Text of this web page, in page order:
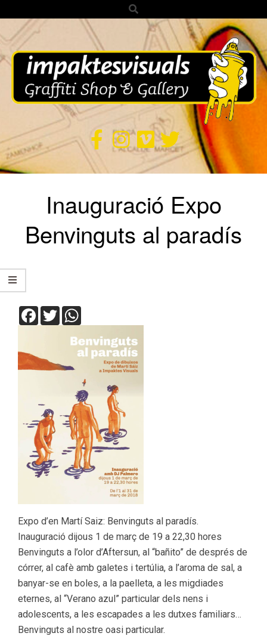
to
content
Search
IMPAKTES
VISUALS
Inauguració Expo
Benvinguts al paradís
Facebook
Twitter
Expo d’en Martí Saiz: Benvinguts al paradís.
Inauguració dijous 1 de març de 19 a 22,30 hores
Benvinguts a l’olor d’Aftersun, al “bañito” de després de
córrer, al cafè amb galetes i tertúlia, a l’aroma de sal, a
banyar-se en boles, a la paelleta, a les migdiades
eternes, al “Verano azul” particular dels nens i
adolescents, a les escapades a les dutxes familiars…
Benvinguts al nostre oasi particular.